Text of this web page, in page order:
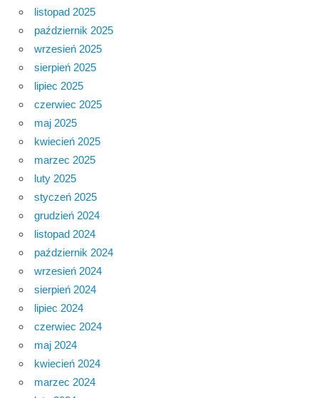
listopad 2025
październik 2025
wrzesień 2025
sierpień 2025
lipiec 2025
czerwiec 2025
maj 2025
kwiecień 2025
marzec 2025
luty 2025
styczeń 2025
grudzień 2024
listopad 2024
październik 2024
wrzesień 2024
sierpień 2024
lipiec 2024
czerwiec 2024
maj 2024
kwiecień 2024
marzec 2024